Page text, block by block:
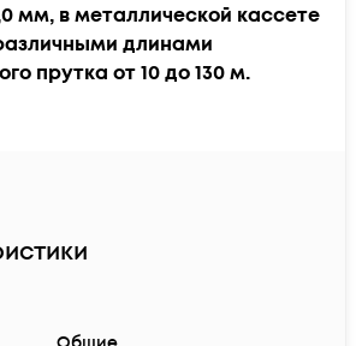
мм, в металлической кассете
длинами
прутка от 10 до 130 м.